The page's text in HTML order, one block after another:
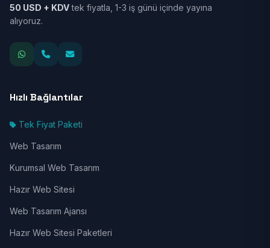
50 USD + KDVtek fiyatla, 1-3 iş günü içinde yayına
alıyoruz.
Hızlı Bağlantılar
Tek Fiyat Paketi
Web Tasarım
Kurumsal Web Tasarım
Hazır Web Sitesi
Web Tasarım Ajansı
Hazır Web Sitesi Paketleri